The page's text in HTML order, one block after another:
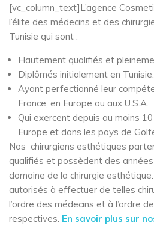
[vc_column_text]L’agence
l’élite des médecins et des
Tunisie qui sont :
Hautement qualifiés et
Diplômés initialement en Tunisie.
Ayant perfectionné leur
France, en Europe ou aux U.S.A.
Qui exercent depuis au moins
Europe et dans les pays de
Nos chirurgiens esthétiques
qualifiés et possèdent des années
domaine de la chirurgie
autorisés à effectuer de telles
l’ordre des médecins et à l’ordre
respectives. En savoir plus sur